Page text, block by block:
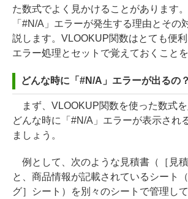
た数式でよく見かけることがあります
「#N/A」エラーが発生する理由とその
説します。VLOOKUP関数はとても便利
エラー処理とセットで覚えておくこと
どんな時に「#N/A」エラーが出るの？
まず、VLOOKUP関数を使った数式を
どんな時に「#N/A」エラーが表示され
ましょう。
例として、次のような見積書（［見積
と、商品情報が記載されているシート
グ］シート）を別々のシートで管理し